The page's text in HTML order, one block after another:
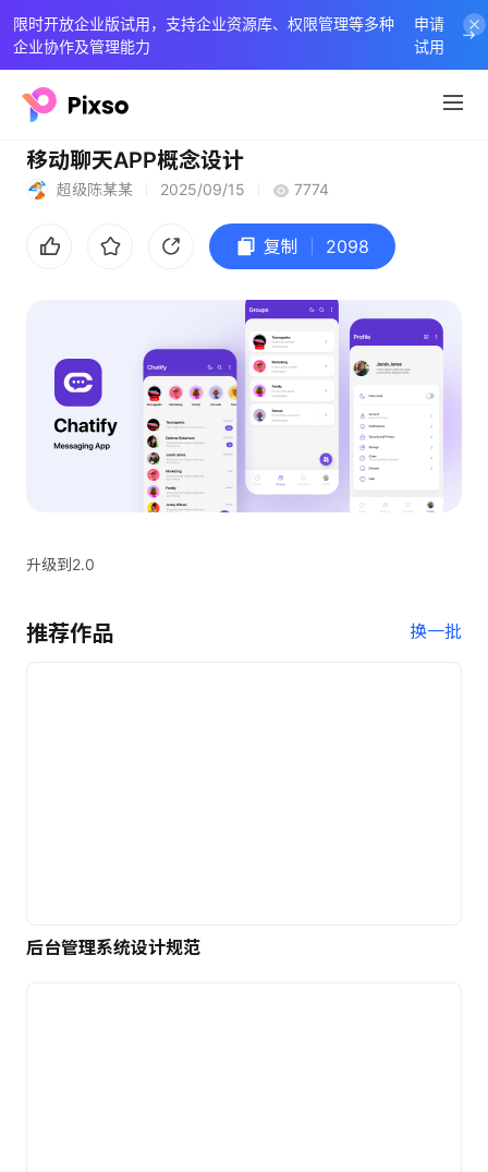
限时开放企业版试用，支持企业资源库、权限管理等多种
企业协作及管理能力
申请
试用
移动聊天APP概念设计
超级陈某某 2025/09/15 7774
复制 2098
升级到2.0
推荐作品 换一批
后台管理系统设计规范